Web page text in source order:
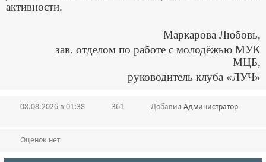
активности.
Маркарова Любовь,
зав. отделом по работе с молодёжью МУК
МЦБ,
руководитель клуба «ЛУЧ»
08.08.2026 в 01:38 361 Добавил Администратор
Оценок нет